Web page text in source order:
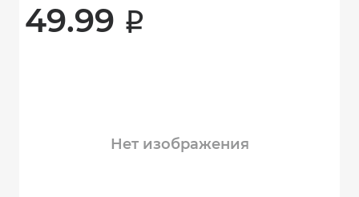
49.99 i
Нет изображения